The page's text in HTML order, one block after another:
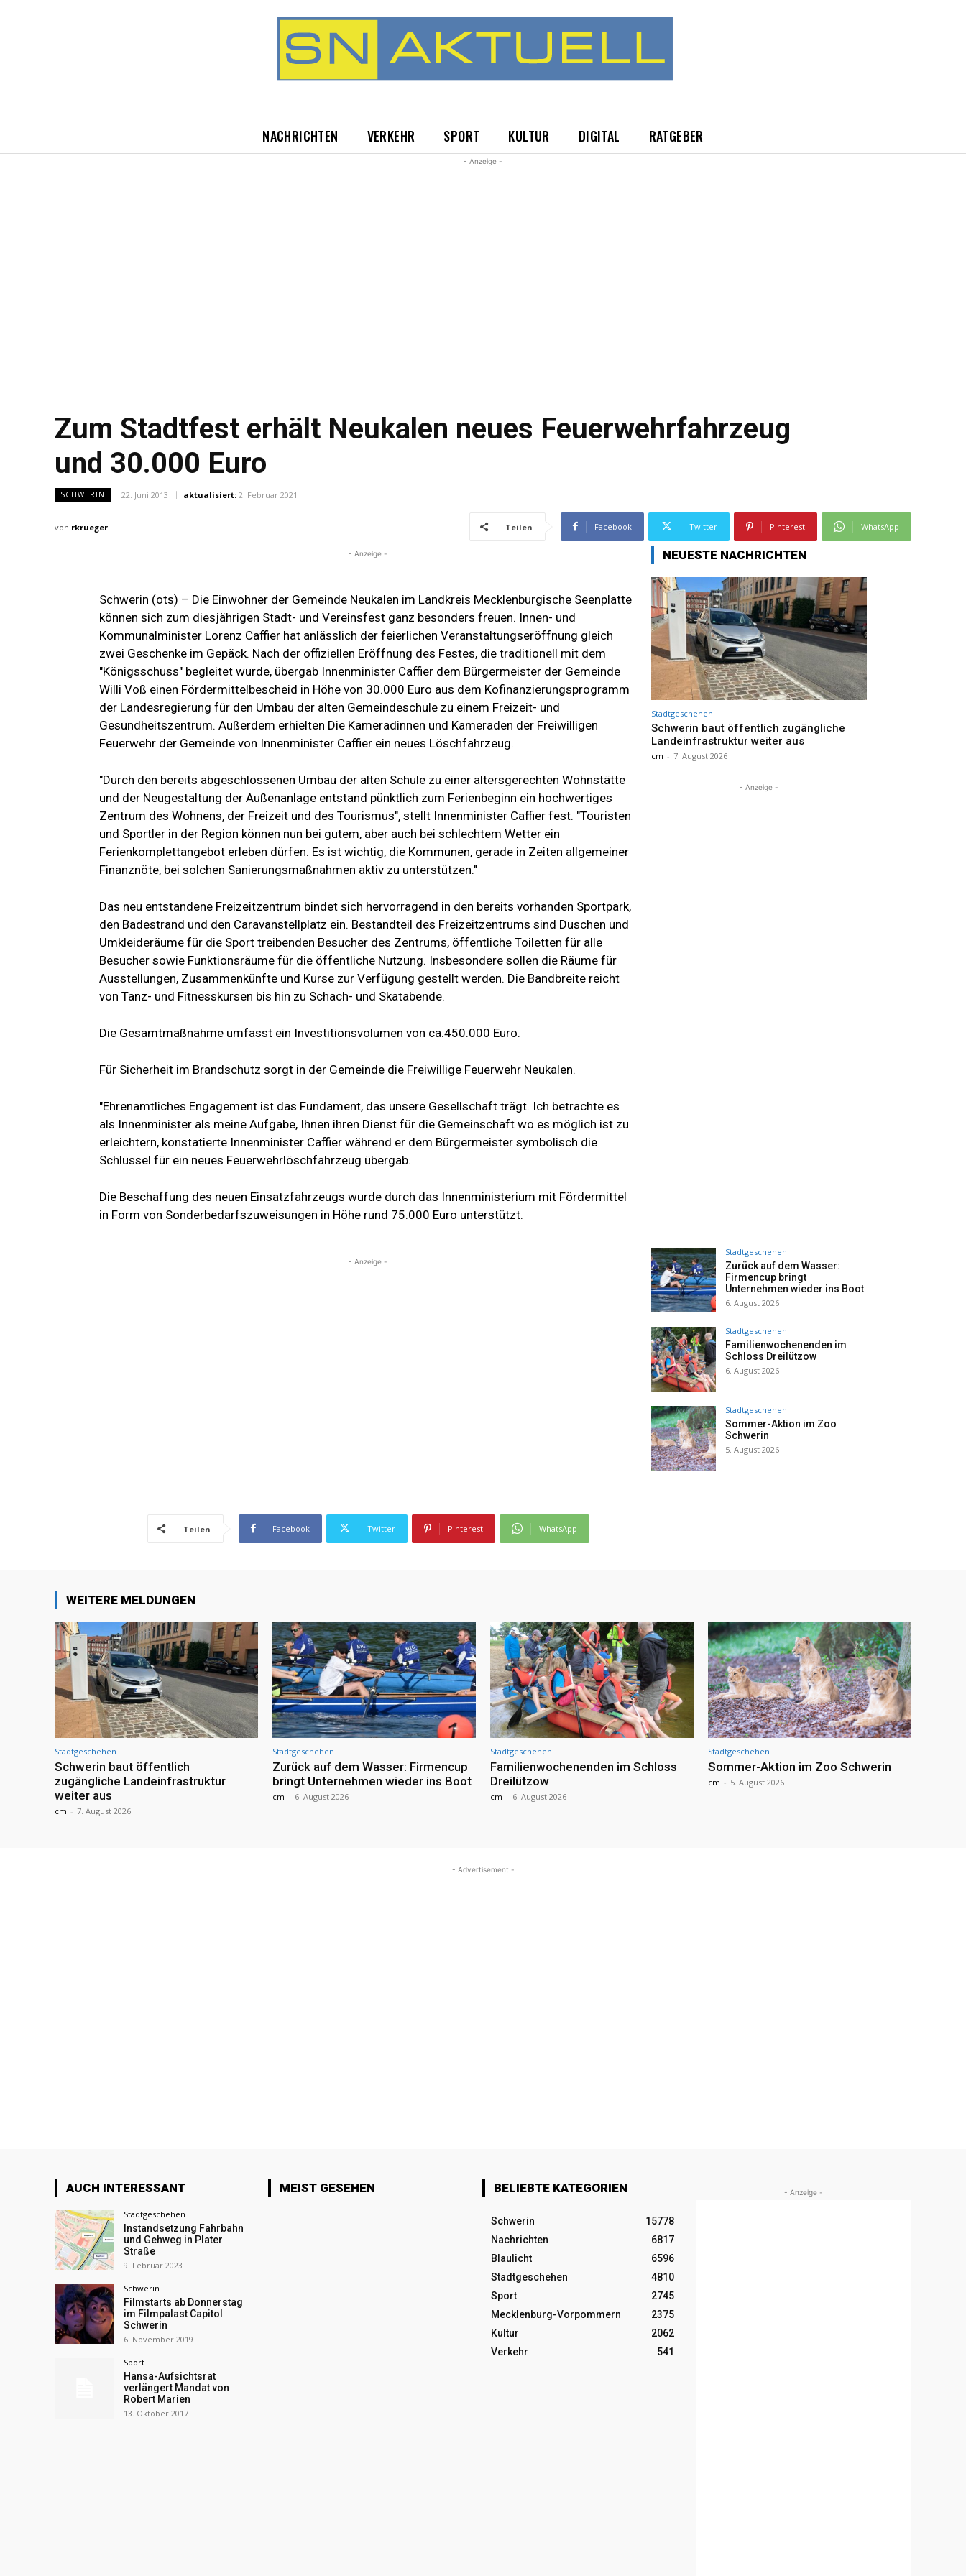
NACHRICHTEN VERKEHR SPORT KULTUR DIGITAL RATGEBER
- Anzeige -
Zum Stadtfest erhält Neukalen neues Feuerwehrfahrzeug
und 30.000 Euro
SCHWERIN 22. Juni 2013 aktualisiert: 2. Februar 2021
von rkrueger Teilen Facebook Twitter Pinterest WhatsApp
- Anzeige -
Schwerin (ots) – Die Einwohner der Gemeinde Neukalen im Landkreis Mecklenburgische Seenplatte
können sich zum diesjährigen Stadt- und Vereinsfest ganz besonders freuen. Innen- und
Kommunalminister Lorenz Caffier hat anlässlich der feierlichen Veranstaltungseröffnung gleich
zwei Geschenke im Gepäck. Nach der offiziellen Eröffnung des Festes, die traditionell mit dem
"Königsschuss" begleitet wurde, übergab Innenminister Caffier dem Bürgermeister der Gemeinde
Willi Voß einen Fördermittelbescheid in Höhe von 30.000 Euro aus dem Kofinanzierungsprogramm
der Landesregierung für den Umbau der alten Gemeindeschule zu einem Freizeit- und
Gesundheitszentrum. Außerdem erhielten Die Kameradinnen und Kameraden der Freiwilligen
Feuerwehr der Gemeinde von Innenminister Caffier ein neues Löschfahrzeug.
"Durch den bereits abgeschlossenen Umbau der alten Schule zu einer altersgerechten Wohnstätte
und der Neugestaltung der Außenanlage entstand pünktlich zum Ferienbeginn ein hochwertiges
Zentrum des Wohnens, der Freizeit und des Tourismus", stellt Innenminister Caffier fest. "Touristen
und Sportler in der Region können nun bei gutem, aber auch bei schlechtem Wetter ein
Ferienkomplettangebot erleben dürfen. Es ist wichtig, die Kommunen, gerade in Zeiten allgemeiner
Finanznöte, bei solchen Sanierungsmaßnahmen aktiv zu unterstützen."
Das neu entstandene Freizeitzentrum bindet sich hervorragend in den bereits vorhanden Sportpark,
den Badestrand und den Caravanstellplatz ein. Bestandteil des Freizeitzentrums sind Duschen und
Umkleideräume für die Sport treibenden Besucher des Zentrums, öffentliche Toiletten für alle
Besucher sowie Funktionsräume für die öffentliche Nutzung. Insbesondere sollen die Räume für
Ausstellungen, Zusammenkünfte und Kurse zur Verfügung gestellt werden. Die Bandbreite reicht
von Tanz- und Fitnesskursen bis hin zu Schach- und Skatabende.
Die Gesamtmaßnahme umfasst ein Investitionsvolumen von ca.450.000 Euro.
Für Sicherheit im Brandschutz sorgt in der Gemeinde die Freiwillige Feuerwehr Neukalen.
"Ehrenamtliches Engagement ist das Fundament, das unsere Gesellschaft trägt. Ich betrachte es
als Innenminister als meine Aufgabe, Ihnen ihren Dienst für die Gemeinschaft wo es möglich ist zu
erleichtern, konstatierte Innenminister Caffier während er dem Bürgermeister symbolisch die
Schlüssel für ein neues Feuerwehrlöschfahrzeug übergab.
Die Beschaffung des neuen Einsatzfahrzeugs wurde durch das Innenministerium mit Fördermittel
in Form von Sonderbedarfszuweisungen in Höhe rund 75.000 Euro unterstützt.
- Anzeige -
Teilen Facebook Twitter Pinterest WhatsApp
NEUESTE NACHRICHTEN
Stadtgeschehen
Schwerin baut öffentlich zugängliche
Landeinfrastruktur weiter aus
cm - 7. August 2026
- Anzeige -
Stadtgeschehen
Zurück auf dem Wasser:
Firmencup bringt
Unternehmen wieder ins Boot
6. August 2026
Stadtgeschehen
Familienwochenenden im
Schloss Dreilützow
6. August 2026
Stadtgeschehen
Sommer-Aktion im Zoo
Schwerin
5. August 2026
WEITERE MELDUNGEN
Stadtgeschehen
Schwerin baut öffentlich
zugängliche Landeinfrastruktur
weiter aus
cm - 7. August 2026
Stadtgeschehen
Zurück auf dem Wasser: Firmencup
bringt Unternehmen wieder ins Boot
cm - 6. August 2026
Stadtgeschehen
Familienwochenenden im Schloss
Dreilützow
cm - 6. August 2026
Stadtgeschehen
Sommer-Aktion im Zoo Schwerin
cm - 5. August 2026
- Advertisement -
AUCH INTERESSANT
Stadtgeschehen
Instandsetzung Fahrbahn
und Gehweg in Plater
Straße
9. Februar 2023
Schwerin
Filmstarts ab Donnerstag
im Filmpalast Capitol
Schwerin
6. November 2019
Sport
Hansa-Aufsichtsrat
verlängert Mandat von
Robert Marien
13. Oktober 2017
MEIST GESEHEN BELIEBTE KATEGORIEN
Schwerin
15778
Nachrichten
6817
Blaulicht
6596
Stadtgeschehen
4810
Sport
2745
Mecklenburg-Vorpommern
2375
Kultur
2062
Verkehr
541
- Anzeige -